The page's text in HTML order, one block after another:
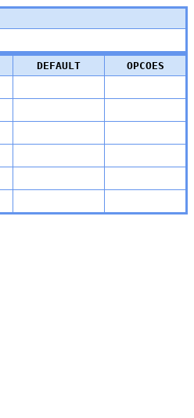
DEFAULT OPCOES